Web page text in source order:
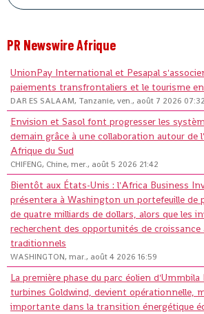
PR Newswire Afrique
UnionPay International et Pesapal
paiements transfrontaliers et le tourisme
DAR ES SALAAM, Tanzanie, ven., août 7 2026 07:32
Envision et Sasol font progresser les
demain grâce à une collaboration autour de
Afrique du Sud
CHIFENG, Chine, mer., août 5 2026 21:42
Bientôt aux États-Unis : l'Africa Business
présentera à Washington un portefeuille de
de quatre milliards de dollars, alors que les
recherchent des opportunités de croissance
traditionnels
WASHINGTON, mar., août 4 2026 16:59
La première phase du parc éolien d'Ummbila
turbines Goldwind, devient opérationnelle,
importante dans la transition énergétique